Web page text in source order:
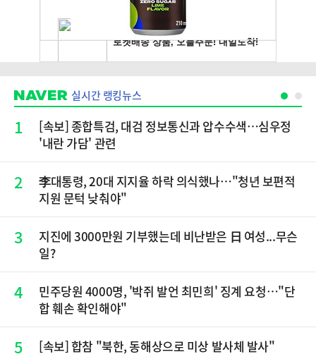
실시간 랭킹뉴스
1
[속보] 종합특검, 대검 정보통신과 압수수색…심우정
'내란 가담' 관련
2
李대통령, 20대 지지율 하락 의식했나…"청년 보편적
지원 문턱 낮춰야"
3
지진에 3000만원 기부했는데 비난받은 日 여성...무슨
일?
4
민주당원 4000명, '박쥐 발언 최민희' 징계 요청…"단
합 훼손 확인해야"
5 [속보] 합참 "북한, 동해상으로 미상 발사체 발사"